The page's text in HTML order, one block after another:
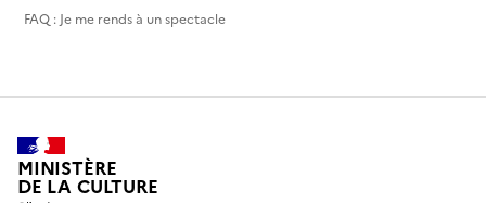
FAQ : Je me rends à un spectacle
MINISTÈRE
DE LA CULTURE